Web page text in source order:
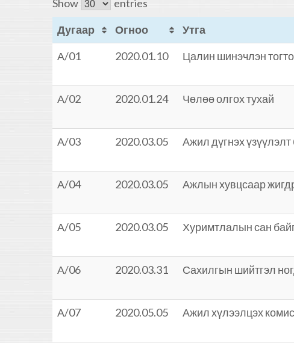
Show entries
Дугаар
Огноо Утга
А/01
2020.01.10 Цалин шинэчлэн
А/02
2020.01.24 Чөлөө олгох тухай
А/03
2020.03.05 Ажил дүгнэх үзүүлэлт
А/04
2020.03.05 Ажлын хувцсаар
А/05
2020.03.05 Хуримтлалын сан
А/06
2020.03.31 Сахилгын шийтгэл
А/07
2020.05.05 Ажил хүлээлцэх